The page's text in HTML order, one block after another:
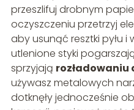
przeszlifuj drobnym
oczyszczeniu przetrzyj
aby usunąć resztki pyłu
utlenione styki
sprzyjają
używasz metalowych
dotknęły jednocześnie